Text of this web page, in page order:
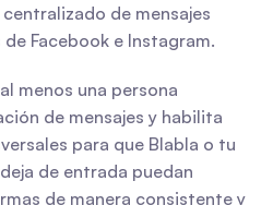
de mensajes
Facebook e Instagram.
menos una persona
de mensajes y habilita
para que Blabla o tu
de entrada puedan
de manera consistente y